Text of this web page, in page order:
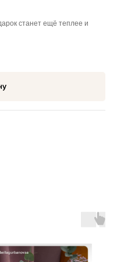
станет ещё теплее и